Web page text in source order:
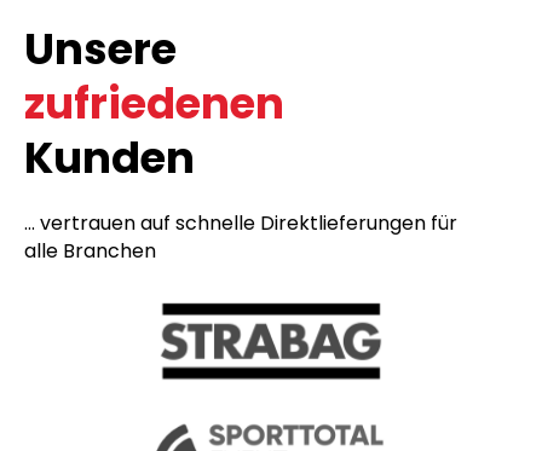
Unsere
zufriedenen
Kunden
... vertrauen auf schnelle Direktlieferungen für
alle Branchen